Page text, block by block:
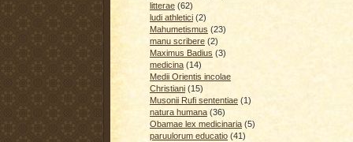
litterae (62)
ludi athletici (2)
Mahumetismus (23)
manu scribere (2)
Maximus Badius (3)
medicina (14)
Medii Orientis incolae
Christiani (15)
Musonii Rufi sententiae (1)
natura humana (36)
Obamae lex medicinaria (5)
paruulorum educatio (41)